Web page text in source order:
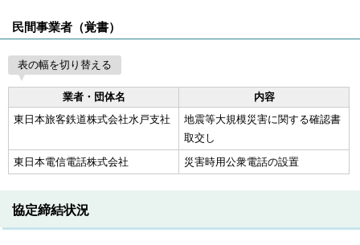
民間事業者（覚書）
表の幅を切り替える
業者・団体名
内容
東日本旅客鉄道株式会社水戸支社
地震等大規模災害に関する確認書
取交し
東日本電信電話株式会社
災害時用公衆電話の設置
協定締結状況